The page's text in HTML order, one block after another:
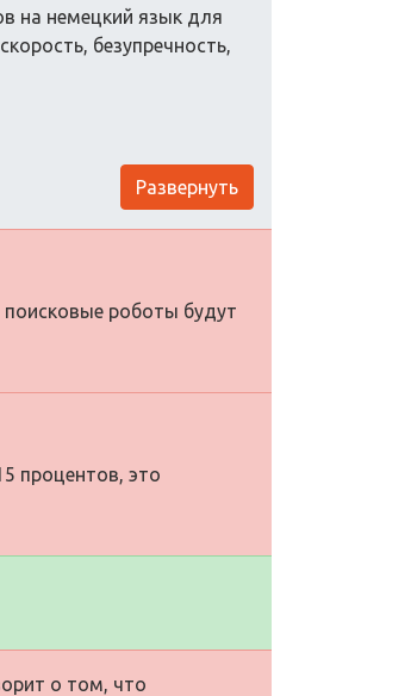
на немецкий язык для
безупречность,
Развернуть
поисковые роботы будут
процентов, это
о том, что